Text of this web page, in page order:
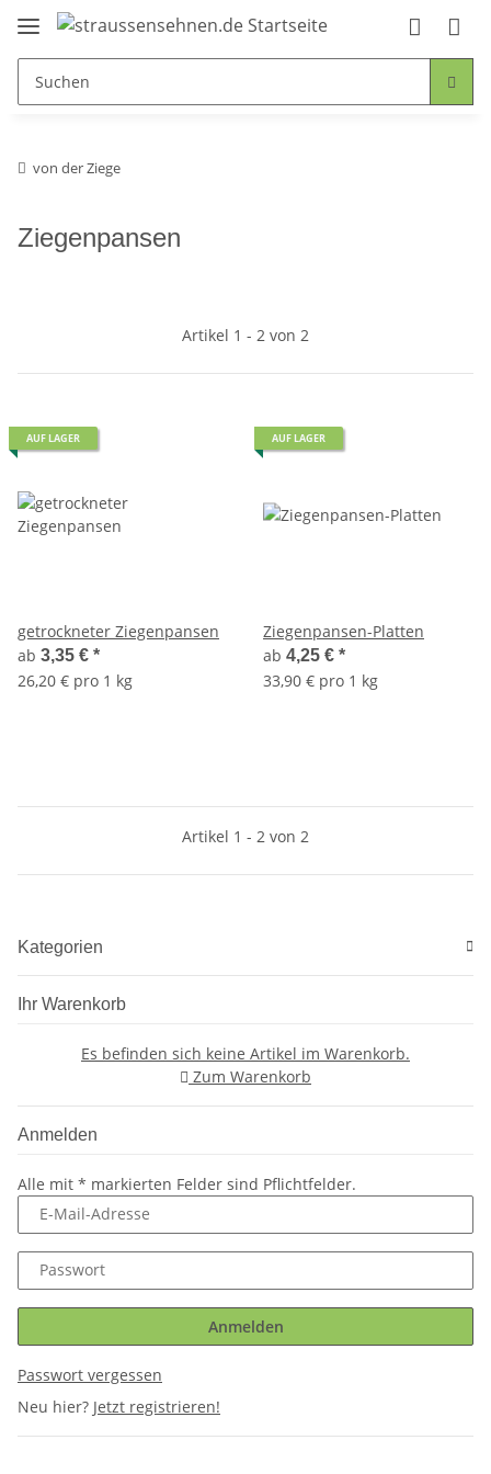
von der Ziege
Ziegenpansen
Artikel 1 - 2 von 2
AUF LAGER
getrockneter Ziegenpansen
ab 3,35 € *
26,20 € pro 1 kg
AUF LAGER
Ziegenpansen-Platten
ab 4,25 € *
33,90 € pro 1 kg
Artikel 1 - 2 von 2
Kategorien
Ihr Warenkorb
Es befinden sich keine Artikel im Warenkorb.
Zum Warenkorb
Anmelden
Alle mit * markierten Felder sind Pflichtfelder.
E-Mail-Adresse
Passwort
Anmelden
Passwort vergessen
Neu hier? Jetzt registrieren!